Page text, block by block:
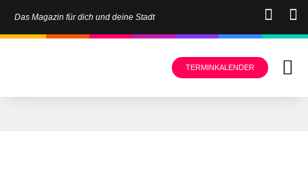
Das Magazin für dich und deine Stadt
TERMINKALENDER